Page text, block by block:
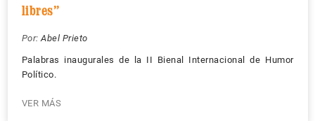
libres”
Por:Abel Prieto
Palabras inaugurales de la II Bienal Internacional de Humor
Político.
VER MÁS